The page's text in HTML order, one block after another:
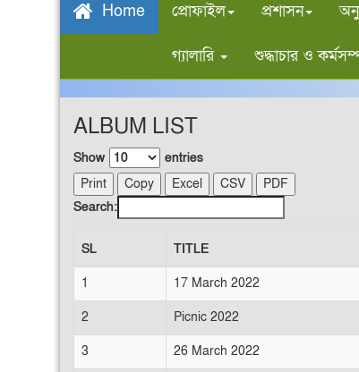
Home প্রোফাইল প্রশাসন
গ্যালারি শুদ্ধাচার ও
ALBUM LIST
Show
entries
Print
Copy Excel CSV
PDF
Search:
SL TITLE
1 17 March 2022
2 Picnic 2022
3 26 March 2022